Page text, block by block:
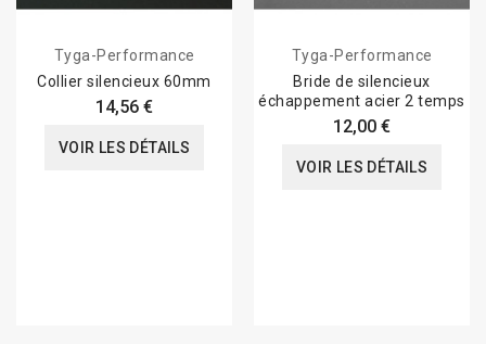
Tyga-Performance
Collier silencieux 60mm
14,56 €
VOIR LES DÉTAILS
Tyga-Performance
Bride de silencieux
échappement acier 2 temps
12,00 €
VOIR LES DÉTAILS